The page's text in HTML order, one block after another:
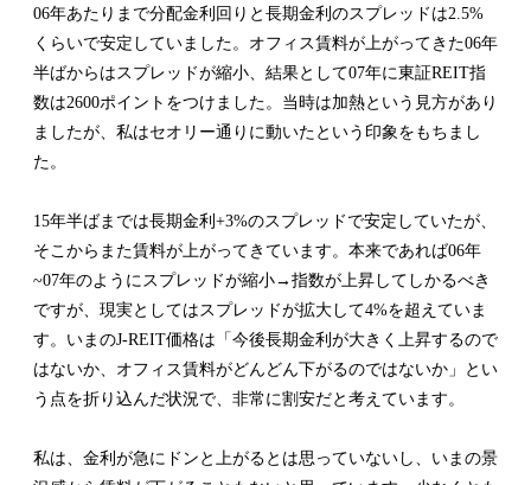
06年あたりまで分配金利回りと長期金利のスプレッドは2.5%
くらいで安定していました。オフィス賃料が上がってきた06年
半ばからはスプレッドが縮小、結果として07年に東証REIT指
数は2600ポイントをつけました。当時は加熱という見方があり
ましたが、私はセオリー通りに動いたという印象をもちまし
た。
15年半ばまでは長期金利+3%のスプレッドで安定していたが、
そこからまた賃料が上がってきています。本来であれば06年
~07年のようにスプレッドが縮小→指数が上昇してしかるべき
ですが、現実としてはスプレッドが拡大して4%を超えていま
す。いまのJ-REIT価格は「今後長期金利が大きく上昇するので
はないか、オフィス賃料がどんどん下がるのではないか」とい
う点を折り込んだ状況で、非常に割安だと考えています。
私は、金利が急にドンと上がるとは思っていないし、いまの景